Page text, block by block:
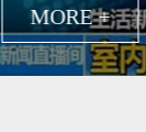
MORE +